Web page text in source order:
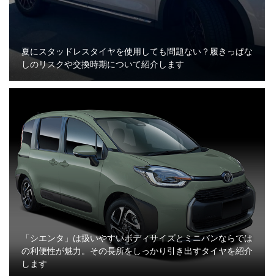
夏にスタッドレスタイヤを使用しても問題ない？履きっぱな
しのリスクや交換時期について紹介します
「シエンタ」は扱いやすいボディサイズとミニバンならでは
の利便性が魅力。その長所をしっかり引き出すタイヤを紹介
します